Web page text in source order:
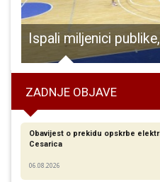
Ispali miljenici
ZADNJE OBJAVE
Obavijest o prekidu opskrbe
Cesarica
06.08.2026